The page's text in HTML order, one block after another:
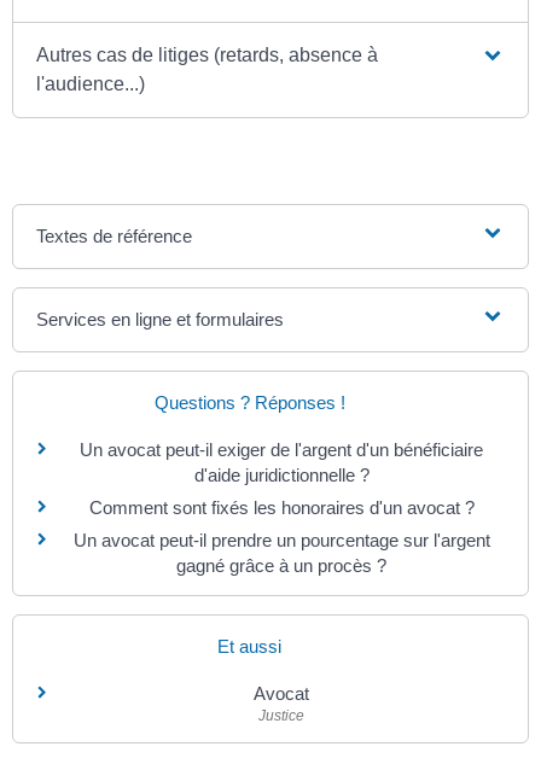
Autres cas de litiges (retards, absence à
l'audience...)
Textes de référence
Services en ligne et formulaires
Questions ? Réponses !
Un avocat peut-il exiger de l'argent d'un bénéficiaire
d'aide juridictionnelle ?
Comment sont fixés les honoraires d'un avocat ?
Un avocat peut-il prendre un pourcentage sur l'argent
gagné grâce à un procès ?
Et aussi
Avocat
Justice